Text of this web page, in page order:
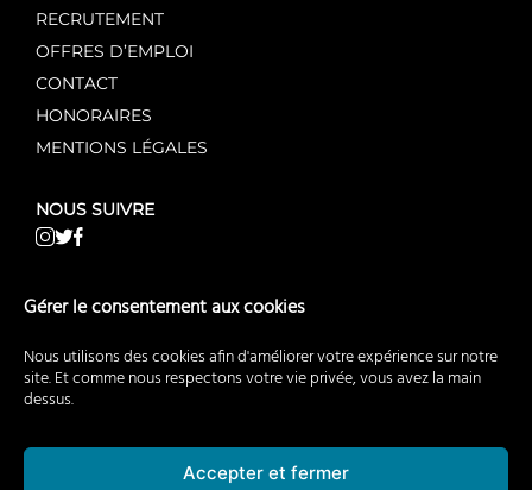
Gérer le consentement aux cookies
Nous utilisons des cookies afin d'améliorer votre expérience sur notre
site. Et comme nous respectons votre vie privée, vous avez la main
dessus.
Accepter et fermer
RECRUTEMENT
OFFRES D’EMPLOI
CONTACT
HONORAIRES
MENTIONS LÉGALES
NOUS SUIVRE
NOS AUTRES SITES WEB
AgentMandataireNeuf.fr
AgentMandataireCommerce.fr
EstimationImmobiliere.fr